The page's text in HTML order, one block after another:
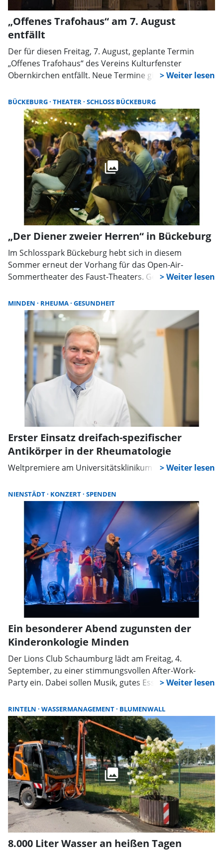
„Offenes Trafohaus“ am 7. August
entfällt
Der für diesen Freitag, 7. August, geplante Termin
„Offenes Trafohaus“ des Vereins Kulturfenster
Obernkirchen entfällt. Neue Termine gibt es auf
BÜCKEBURG THEATER SCHLOSS BÜCKEBURG
„Der Diener zweier Herren“ in Bückeburg
Im Schlosspark Bückeburg hebt sich in diesem
Sommer erneut der Vorhang für das Open-Air-
Sommertheater des Faust-Theaters. Gezeigt wird Carlo
Jahrhunderten zu den bekanntesten Stücken der
Theatergeschichte zählt. Der Verein kündigt eine
turbulente Inszenierung mit viel Tempo, Witz und
Gesellschaftskritik an.
MINDEN RHEUMA GESUNDHEIT
Erster Einsatz dreifach-spezifischer
Antikörper in der Rheumatologie
Weltpremiere am Universitätsklinikum Minden
NIENSTÄDT KONZERT SPENDEN
Ein besonderer Abend zugunsten der
Kinderonkologie Minden
Der Lions Club Schaumburg lädt am Freitag, 4.
September, zu einer stimmungsvollen After-Work-
Party ein. Dabei sollen Musik, gutes Essen und kühle
Mittelpunkt steht aber vor allem ein gemeinnütziger
Zweck: Der Erlös der Veranstaltung kommt der
Kinderonkologie Minden zugute.
RINTELN WASSERMANAGEMENT BLUMENWALL
8.000 Liter Wasser an heißen Tagen